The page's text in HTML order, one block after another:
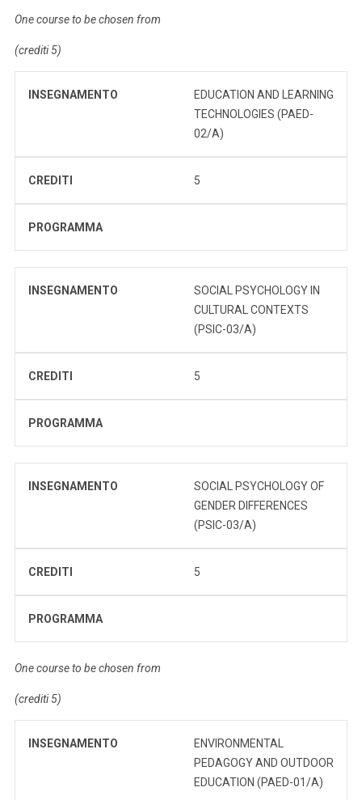
One course to be chosen from
(crediti 5)
INSEGNAMENTO
EDUCATION AND LEARNING
TECHNOLOGIES (PAED-
02/A)
CREDITI 5
PROGRAMMA
INSEGNAMENTO
SOCIAL PSYCHOLOGY IN
CULTURAL CONTEXTS
(PSIC-03/A)
CREDITI 5
PROGRAMMA
INSEGNAMENTO
SOCIAL PSYCHOLOGY OF
GENDER DIFFERENCES
(PSIC-03/A)
CREDITI 5
PROGRAMMA
One course to be chosen from
(crediti 5)
INSEGNAMENTO
ENVIRONMENTAL
PEDAGOGY AND OUTDOOR
EDUCATION (PAED-01/A)